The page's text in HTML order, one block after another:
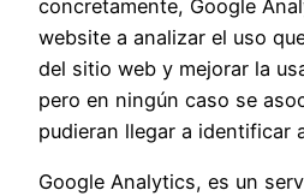
concretamente, Google
website a analizar el uso
del sitio web y mejorar la
pero en ningún caso se
pudieran llegar a identificar
Google Analytics, es un